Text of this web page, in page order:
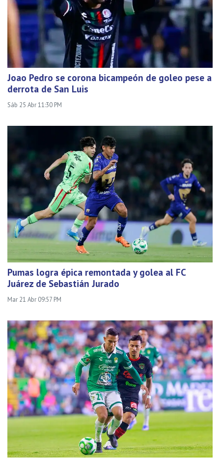
Joao Pedro se corona bicampeón de goleo pese a
derrota de San Luis
Sáb 25 Abr 11:30 PM
Pumas logra épica remontada y golea al FC
Juárez de Sebastián Jurado
Mar 21 Abr 09:57 PM